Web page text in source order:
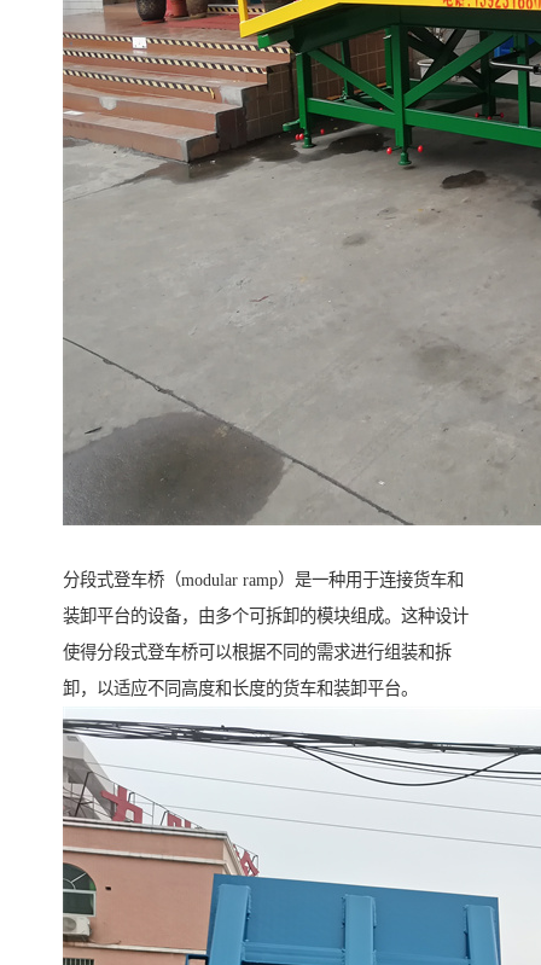
分段式登车桥（modular ramp）是一种用于连接货车和
装卸平台的设备，由多个可拆卸的模块组成。这种设计
使得分段式登车桥可以根据不同的需求进行组装和拆
卸，以适应不同高度和长度的货车和装卸平台。